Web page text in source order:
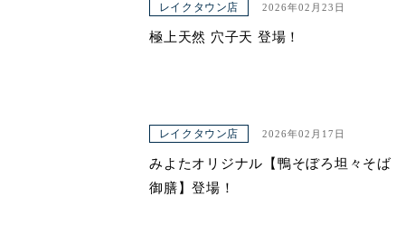
レイクタウン店 2026年02月23日
極上天然 穴子天 登場！
レイクタウン店 2026年02月17日
みよたオリジナル【鴨そぼろ坦々そば
御膳】登場！